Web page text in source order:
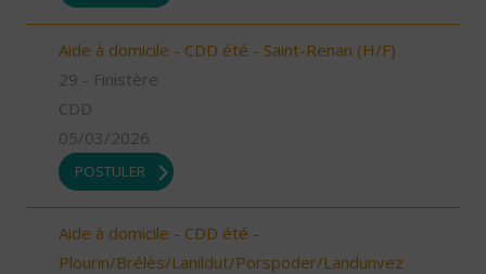
Aide à domicile - CDD été - Saint-Renan (H/F)
29 - Finistère
CDD
05/03/2026
POSTULER
Aide à domicile - CDD été -
Plourin/Brélès/Lanildut/Porspoder/Landunvez